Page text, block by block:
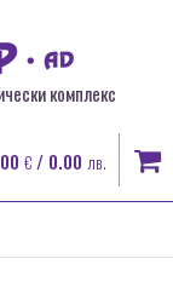
комплекс
€ / 0.00 лв.